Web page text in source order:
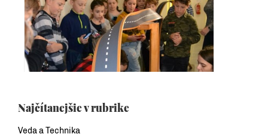
Najčítanejšie v rubrike
Veda a Technika